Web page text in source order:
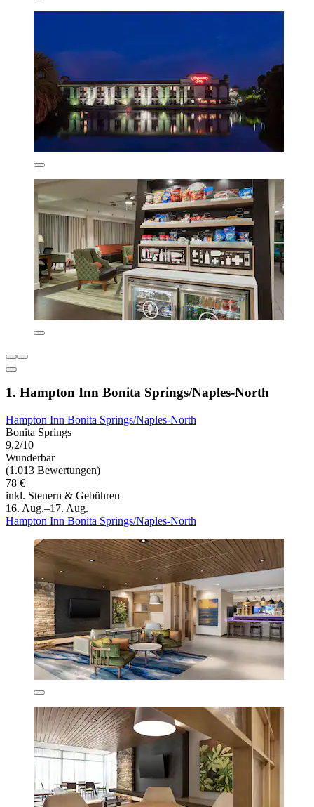
1. Hampton Inn Bonita Springs/Naples-North
Hampton Inn Bonita Springs/Naples-North
Bonita Springs
9,2/10
Wunderbar
(1.013 Bewertungen)
78 €
inkl. Steuern & Gebühren
16. Aug.–17. Aug.
Hampton Inn Bonita Springs/Naples-North